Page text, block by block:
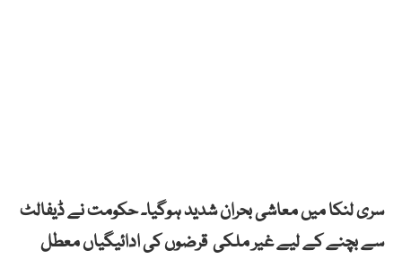
سری لنکا میں معاشی بحران شدید ہوگیا۔ حکومت نے ڈیفالٹ
سے بچنے کے لیے غیر ملکی قرضوں کی ادائیگیاں معطل